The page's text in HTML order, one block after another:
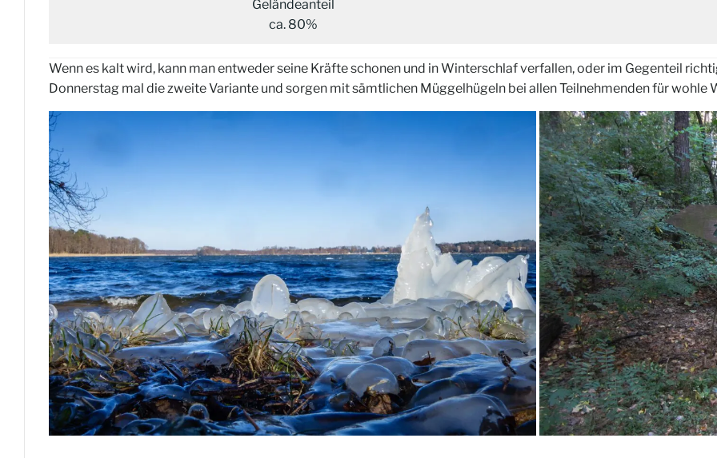
Geländeanteil
ca. 80%
Wenn es kalt wird, kann man entweder seine Kräfte schonen und in Winterschlaf verfallen, oder im Gegenteil
Donnerstag mal die zweite Variante und sorgen mit sämtlichen Müggelhügeln bei allen Teilnehmenden für wohle